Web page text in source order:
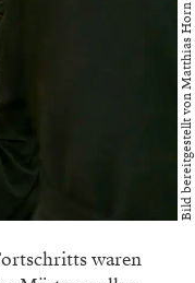
Bild bereitgestellt von Matthias Horn
waren